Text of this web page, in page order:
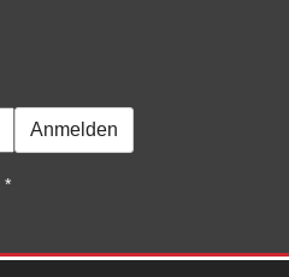
Anmelden
*